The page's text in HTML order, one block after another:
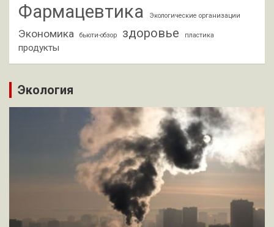
Фармацевтика Экологические организации
Экономика бьюти-обзор здоровье пластика
продукты
Экология